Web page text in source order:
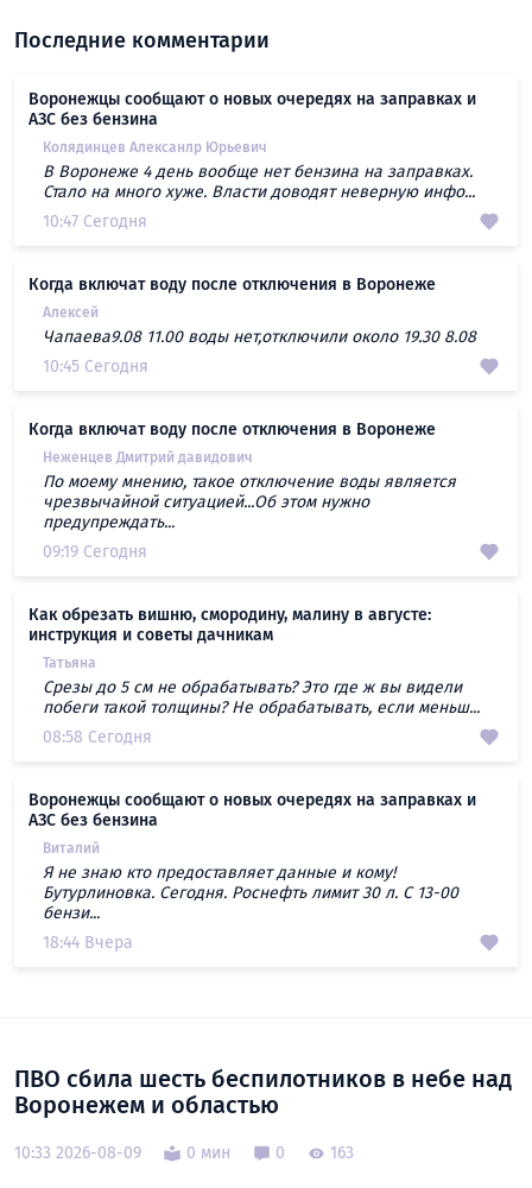
Последние комментарии
Воронежцы сообщают о новых очередях на заправках и
АЗС без бензина
Колядинцев Алексанлр Юрьевич
В Воронеже 4 день вообще нет бензина на заправках.
Стало на много хуже. Власти доводят неверную инфо...
10:47 Сегодня
Когда включат воду после отключения в Воронеже
Алексей
Чапаева9.08 11.00 воды нет,отключили около 19.30 8.08
10:45 Сегодня
Когда включат воду после отключения в Воронеже
Неженцев Дмитрий давидович
По моему мнению, такое отключение воды является
чрезвычайной ситуацией...Об этом нужно
предупреждать...
09:19 Сегодня
Как обрезать вишню, смородину, малину в августе:
инструкция и советы дачникам
Татьяна
Срезы до 5 см не обрабатывать? Это где ж вы видели
побеги такой толщины? Не обрабатывать, если меньш...
08:58 Сегодня
Воронежцы сообщают о новых очередях на заправках и
АЗС без бензина
Виталий
Я не знаю кто предоставляет данные и кому!
Бутурлиновка. Сегодня. Роснефть лимит 30 л. С 13-00
бензи...
18:44 Вчера
ПВО сбила шесть беспилотников в небе над
Воронежем и областью
10:33 2026-08-09 0 мин 0 163